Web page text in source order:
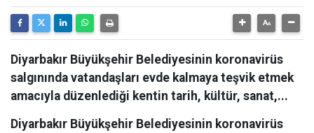
Diyarbakır Büyükşehir Belediyesinin koronavirüs
salgınında vatandaşları evde kalmaya teşvik etmek
amacıyla düzenlediği kentin tarih, kültür, sanat,...
Diyarbakır Büyükşehir Belediyesinin koronavirüs